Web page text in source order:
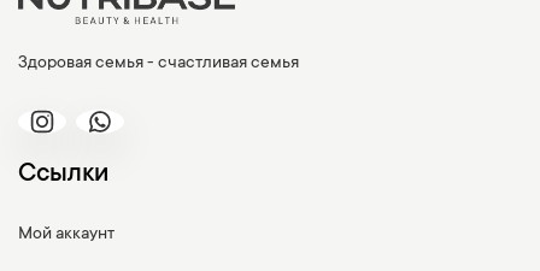
Здоровая семья - счастливая семья
Ссылки
Мой аккаунт